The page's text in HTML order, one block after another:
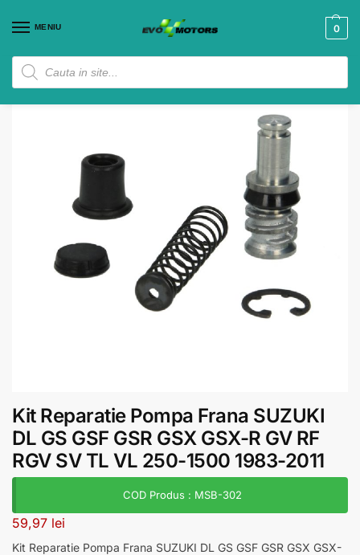
MENIU 0
Kit Reparatie Pompa Frana SUZUKI
DL GS GSF GSR GSX GSX-R GV RF
RGV SV TL VL 250-1500 1983-2011
COD Produs : MSB-302
59,97 lei
Kit Reparatie Pompa Frana SUZUKI DL GS GSF GSR GSX GSX-